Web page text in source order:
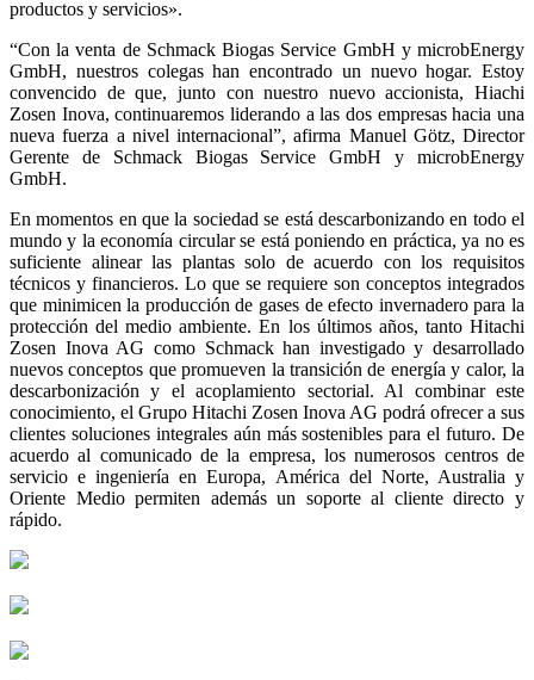
productos y servicios».
“Con la venta de Schmack Biogas Service GmbH y microbEnergy
GmbH, nuestros colegas han encontrado un nuevo hogar. Estoy
convencido de que, junto con nuestro nuevo accionista, Hiachi
Zosen Inova, continuaremos liderando a las dos empresas hacia una
nueva fuerza a nivel internacional”, afirma Manuel Götz, Director
Gerente de Schmack Biogas Service GmbH y microbEnergy
GmbH.
En momentos en que la sociedad se está descarbonizando en todo el
mundo y la economía circular se está poniendo en práctica, ya no es
suficiente alinear las plantas solo de acuerdo con los requisitos
técnicos y financieros. Lo que se requiere son conceptos integrados
que minimicen la producción de gases de efecto invernadero para la
protección del medio ambiente. En los últimos años, tanto Hitachi
Zosen Inova AG como Schmack han investigado y desarrollado
nuevos conceptos que promueven la transición de energía y calor, la
descarbonización y el acoplamiento sectorial. Al combinar este
conocimiento, el Grupo Hitachi Zosen Inova AG podrá ofrecer a sus
clientes soluciones integrales aún más sostenibles para el futuro. De
acuerdo al comunicado de la empresa, los numerosos centros de
servicio e ingeniería en Europa, América del Norte, Australia y
Oriente Medio permiten además un soporte al cliente directo y
rápido.